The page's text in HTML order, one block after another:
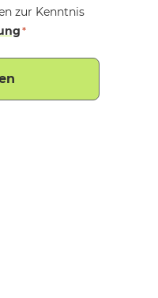
zur Kenntnis
*